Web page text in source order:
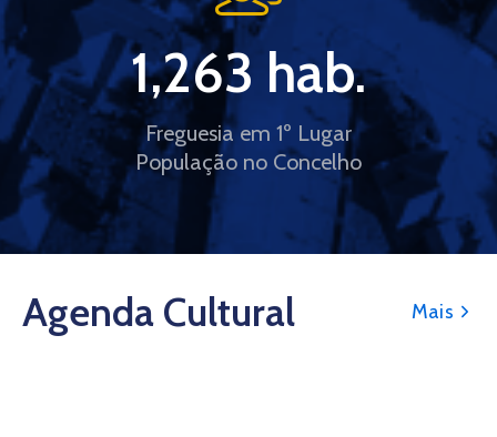
Freguesia em 1º Lugar
População no Concelho
1,263 hab.
Agenda Cultural Mais